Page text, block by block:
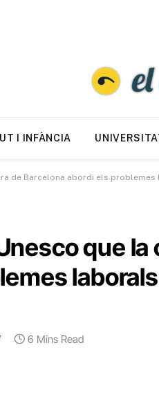
I INFÀNCIA
de Barcelona abordi els
que
6 Mins Read